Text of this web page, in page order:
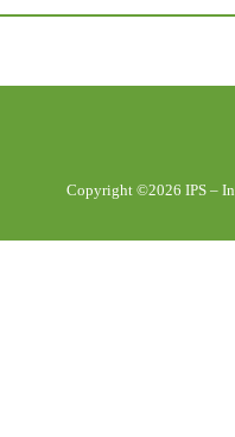
Copyright ©2026 IPS –